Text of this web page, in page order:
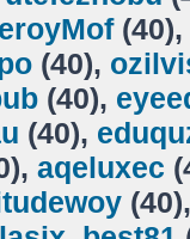
(40),
(40),
(40),
(40),
aqeluxec